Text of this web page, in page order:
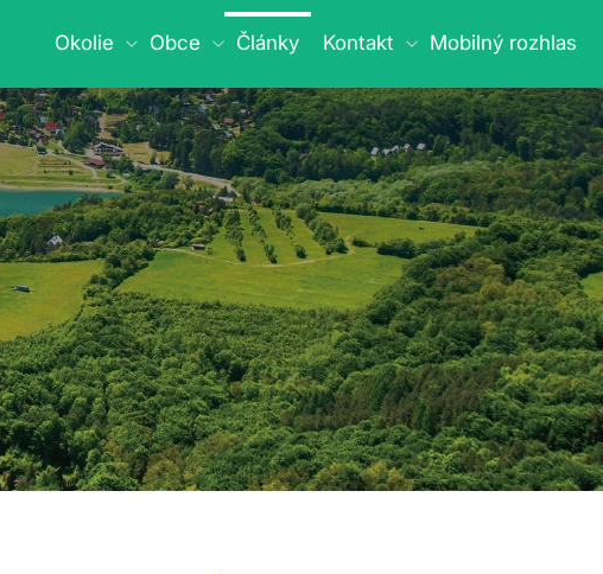
Okolie Obce Články Kontakt Mobilný rozhlas